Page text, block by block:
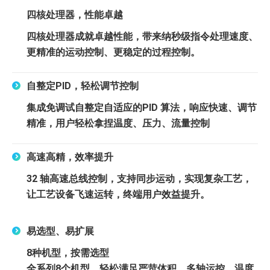
四核处理器，性能卓越
四核处理器成就卓越性能，带来纳秒级指令处理速度、
更精准的运动控制、更稳定的过程控制。
自整定PID，轻松调节控制
集成免调试自整定自适应的PID 算法，响应快速、调节
精准，用户轻松拿捏温度、压力、流量控制
高速高精，效率提升
32 轴高速总线控制，支持同步运动，实现复杂工艺，
让工艺设备飞速运转，终端用户效益提升。
易选型、易扩展
8种机型，按需选型